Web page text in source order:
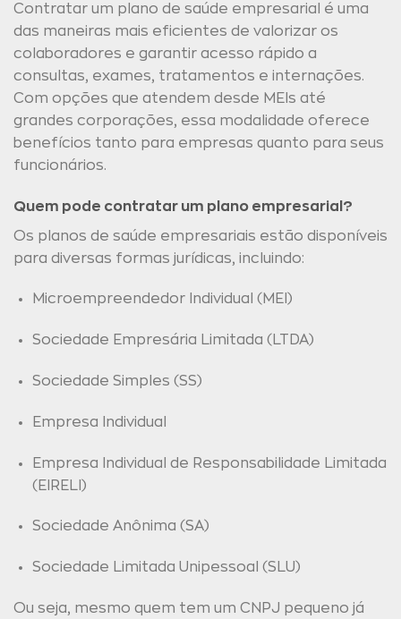
Contratar um plano de saúde empresarial é uma
das maneiras mais eficientes de valorizar os
colaboradores e garantir acesso rápido a
consultas, exames, tratamentos e internações.
Com opções que atendem desde MEIs até
grandes corporações, essa modalidade oferece
benefícios tanto para empresas quanto para seus
funcionários.
Quem pode contratar um plano empresarial?
Os planos de saúde empresariais estão disponíveis
para diversas formas jurídicas, incluindo:
Microempreendedor Individual (MEI)
Sociedade Empresária Limitada (LTDA)
Sociedade Simples (SS)
Empresa Individual
Empresa Individual de Responsabilidade Limitada
(EIRELI)
Sociedade Anônima (SA)
Sociedade Limitada Unipessoal (SLU)
Ou seja, mesmo quem tem um CNPJ pequeno já